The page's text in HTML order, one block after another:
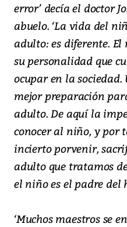
error’ decía el doctor
abuelo. ‘La vida del
adulto: es diferente.
su personalidad que
ocupar en la
mejor preparación
adulto. De aquí la
conocer al niño, y por
incierto porvenir,
adulto que tratamos
el niño es el padre del
‘Muchos maestros se